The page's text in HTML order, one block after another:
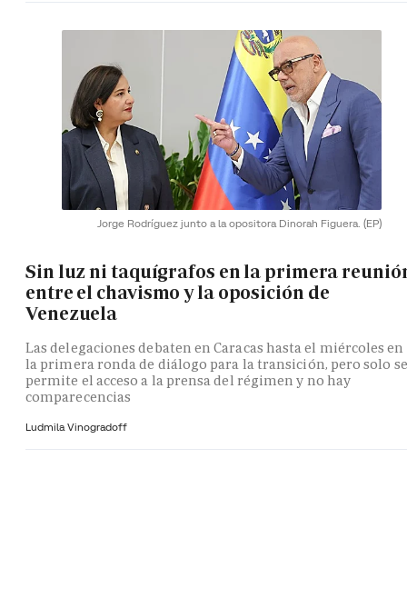
Jorge Rodríguez junto a la opositora Dinorah Figuera. (EP)
Sin luz ni taquígrafos en la primera
entre el chavismo y la oposición de
Venezuela
Las delegaciones debaten en Caracas hasta el miércoles en
la primera ronda de diálogo para la transición, pero solo se
permite el acceso a la prensa del régimen y no hay
comparecencias
Ludmila Vinogradoff